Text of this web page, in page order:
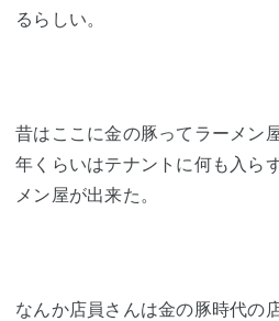
るらしい。
昔はここに金の豚ってラーメン
年くらいはテナントに何も入ら
メン屋が出来た。
なんか店員さんは金の豚時代の